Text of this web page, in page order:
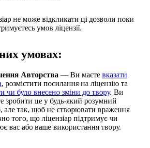
не може відкликати ці дозволи поки
умов ліцензії.
умовах:
Авторства — Ви маєте вказати
, розмістити посилання на ліцензію та
чи було внесено зміни до твору. Ви
зробити це у будь-який розумний
але так, щоб не створювати враження
того, що ліцензіар підтримує чи
вас або ваше використання твору.